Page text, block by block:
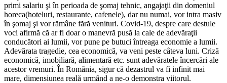
primi salariu şi în perioada de şomaj tehnic, angajaţii din domeniul
horeca(hoteluri, restaurante, cafenele), dar nu numai, vor intra masiv
în şomaj şi vor rămâne fără venituri. Covid-19, despre care destule
voci afirmă că ar fi doar o manevră pusă la cale de adevăraţii
conducători ai lumii, vor pune pe butuci întreaga economie a lumii.
Adevărata tragedie, cea economică, va veni peste câteva luni. Criză
economică, imobiliară, alimentară etc. sunt adevăratele încercări ale
acestor vremuri. În România, sigur că dezastrul va fi infinit mai
mare, dimensiunea reală urmând a ne-o demonstra viitorul.